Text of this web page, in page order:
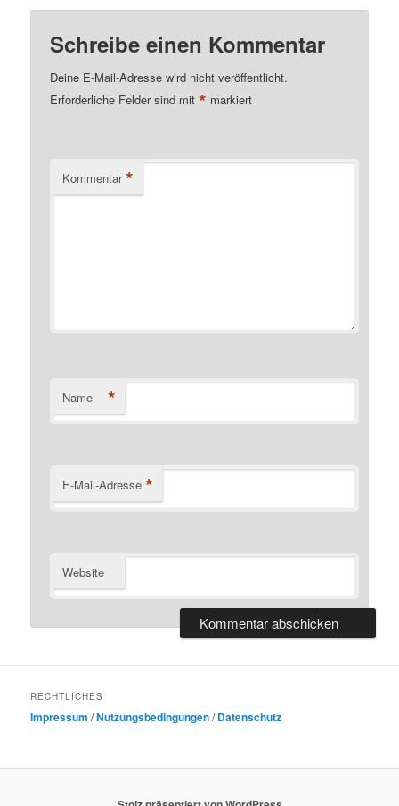
Schreibe einen Kommentar
Deine E-Mail-Adresse wird nicht veröffentlicht.
Erforderliche Felder sind mit* markiert
Kommentar *
Name *
E-Mail-Adresse *
Website
RECHTLICHES
Impressum /Nutzungsbedingungen/Datenschutz